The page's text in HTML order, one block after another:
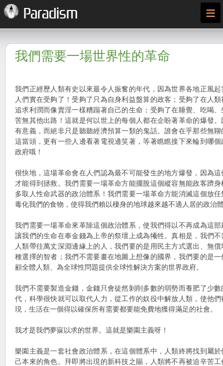
Paradism ≡
我們需要一場世界性的革命
我們正經歷人類有史以來最令人振奮的年代，因為世界各地正風
人們實在受夠了！受夠了只為自身利益盤算的政客；受夠了在人
追求利潤而像賣淫一樣糟蹋著自己的生命；受夠了在睡覺、吃喝
苦無其他出路！這就是何以世上的每個人都在企盼著革命的爆發
有意義，而絕非只是聽聽經濟預算一類的鬼話。誰會在乎那些無
這當頭，更有一些人邊看著電視邊笑著，等著瞧瞧接下來輪到哪
政府哦！
很快地，這場革命會在人們認為最不可能發生的地方爆發，因為
才能得到拯救。我們需要一場革命方能擺脫這個縱容無能政客躋
多取人性命武器的政治體系！我們需要一場革命方能消滅這個放
毒化我們的食物，使得我們賴以棲身的地球越來越不適人居的政治
我們需要一場革命來革除這個政治體系，使我們得以不再成為這
讓我們的生命在奉金錢為上帝的祭壇上成為犧牲。真相是，我們
人類帶往萬丈深淵邊緣上的人，我們要的是用民主方式選出、無
種選擇的智者；我們不需要畫在地圖上想像的國界，我們要的是
顧全體人類、為全球性問題提供全球性解決方案的世界政府。
我們不需要製造金錢，金錢只會徒然剝削多數的弱勢而養肥了少
代，科學很快就可以取代人力，從工作的奴役中解放人類，使他
現，生活在一個得以確保所有需要都要能免費地獲得滿足的社會。
我才是我們夢寐以求的世界。這就是樂園主義呀！
樂園主義是一套社會政治體系，在這個體系中，人類終將找到屬
己本來的角色。拜即將出現的新科技之賜，人類將不再被迫辛苦